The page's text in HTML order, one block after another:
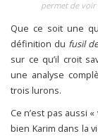
permet de voir
Que ce soit une
définition du fusil
sur ce qu’il croit
une analyse
trois lurons.
Ce n’est pas aussi
bien Karim dans la